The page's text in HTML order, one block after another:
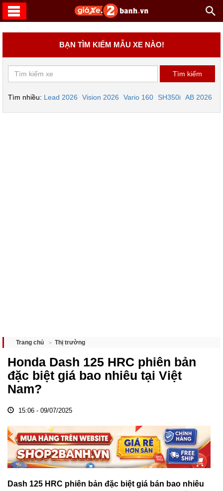
BẠN TÌM KIẾM MẪU XE NÀO!
Tìm nhiều: Lead 2026 Vision 2026 Vario 160 SH350i AB 2026
Trang chủ Thị trường
Honda Dash 125 HRC phiên bản
đặc biệt giá bao nhiêu tại Việt
Nam?
15:06 - 09/07/2025
Dash 125 HRC phiên bản đặc biệt giá bán bao nhiêu